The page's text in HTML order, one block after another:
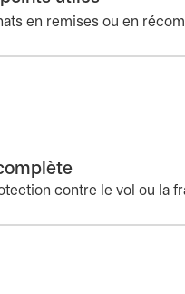
en remises ou en
contre le vol ou la